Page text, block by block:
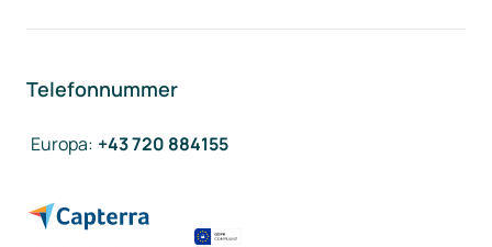
Telefonnummer
Europa: +43 720 884155